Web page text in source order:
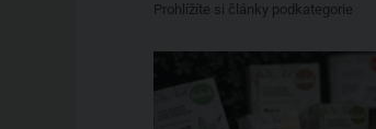
Prohlížíte si články podkategorie